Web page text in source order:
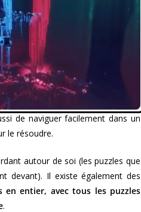
de naviguer facilement dans un
le résoudre.
autour de soi (les puzzles que
devant). Il existe également des
en entier, avec tous les puzzles
.